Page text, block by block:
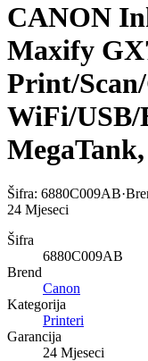
CANON
Maxify
Print/
WiFi/USB/
Šifra: 6880C009AB·
24 Mjeseci
Šifra
6880C009AB
Brend
Canon
Kategorija
Printeri
Garancija
24 Mjeseci